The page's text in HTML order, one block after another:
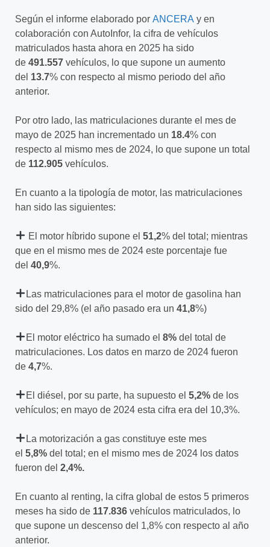
Según el informe elaborado por ANCERA y en
colaboración con AutoInfor, la cifra de vehículos
matriculados hasta ahora en 2025 ha sido
de 491.557 vehículos, lo que supone un aumento
del 13.7% con respecto al mismo periodo del año
anterior.
Por otro lado, las matriculaciones durante el mes de
mayo de 2025 han incrementado un 18.4% con
respecto al mismo mes de 2024, lo que supone un total
de 112.905 vehículos.
En cuanto a la tipología de motor, las matriculaciones
han sido las siguientes:
El motor híbrido supone el51,2% del total; mientras
que en el mismo mes de 2024 este porcentaje fue
del 40,9%.
Las matriculaciones para el motor de gasolina han
sido del 29,8% (el año pasado era un 41,8%)
El motor eléctrico ha sumado el8% del total de
matriculaciones. Los datos en marzo de 2024 fueron
de 4,7%.
El diésel, por su parte, ha supuesto el5,2% de los
vehículos; en mayo de 2024 esta cifra era del 10,3%.
La motorización a gas constituye este mes
el 5,8% del total; en el mismo mes de 2024 los datos
fueron del 2,4%.
En cuanto al renting, la cifra global de estos 5 primeros
meses ha sido de 117.836 vehículos matriculados, lo
que supone un descenso del 1,8% con respecto al año
anterior.